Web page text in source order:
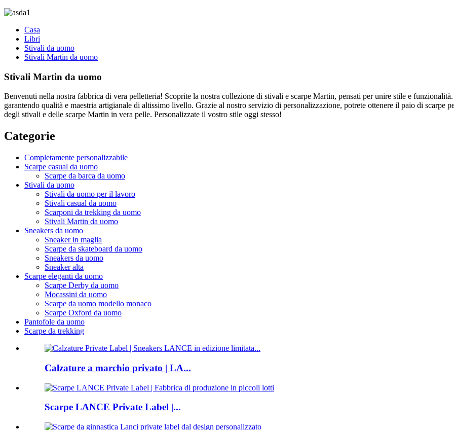
Casa
Libri
Stivali da uomo
Stivali Martin da uomo
Stivali Martin da uomo
Benvenuti nella nostra fabbrica di vera pelletteria! Scoprite la nostra collezione di stivali e scarpe Martin, pensati per unire stile e
garantendo qualità e maestria artigianale di altissimo livello. Grazie al nostro servizio di personalizzazione, potrete ottenere il paio di scarpe
degli stivali e delle scarpe Martin in vera pelle. Personalizzate il vostro stile oggi stesso!
Categorie
Completamente personalizzabile
Scarpe casual da uomo
Scarpe da barca da uomo
Stivali da uomo
Stivali da uomo per il lavoro
Stivali casual da uomo
Scarponi da trekking da uomo
Stivali Martin da uomo
Sneakers da uomo
Sneaker in maglia
Scarpe da skateboard da uomo
Sneakers da uomo
Sneaker alta
Scarpe eleganti da uomo
Scarpe Derby da uomo
Mocassini da uomo
Scarpe da uomo modello monaco
Scarpe Oxford da uomo
Pantofole da uomo
Scarpe da trekking
Calzature a marchio privato | LA...
Scarpe LANCE Private Label |...